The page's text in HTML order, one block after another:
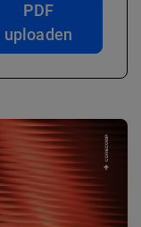
PDF
uploaden